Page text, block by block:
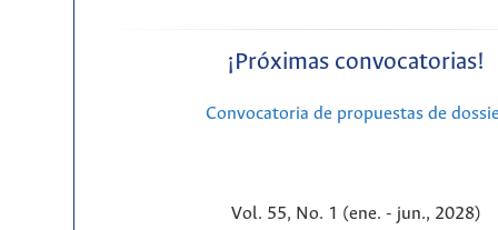
¡Próximas convocatorias!
Convocatoria de propuestas de
Vol. 55, No. 1 (ene. - jun., 2028)